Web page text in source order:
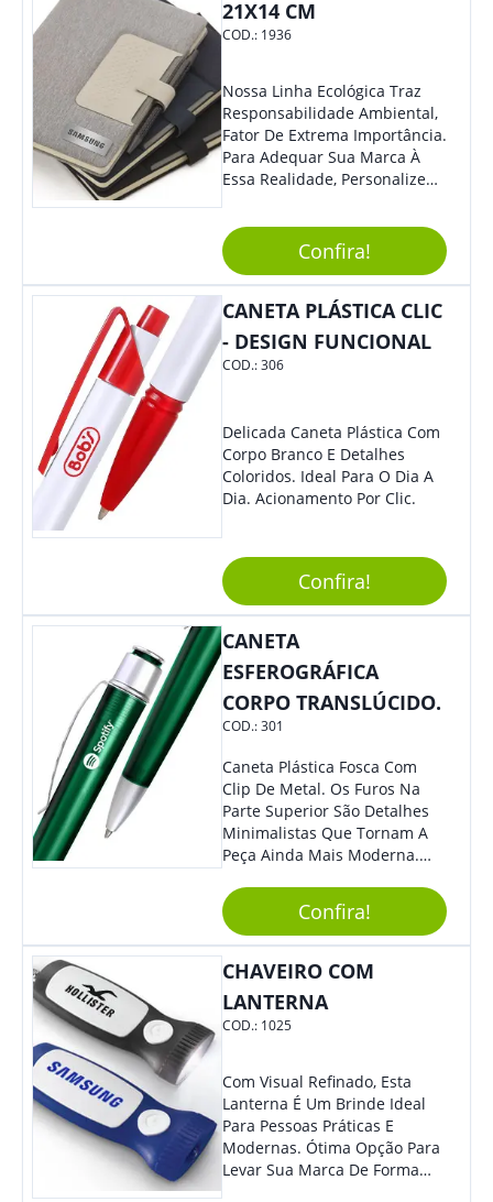
21X14 CM
COD.: 1936
Nossa Linha Ecológica Traz
Responsabilidade Ambiental,
Fator De Extrema Importância.
Para Adequar Sua Marca À
Essa Realidade, Personalize
Anotações Com Post-It E
Caneta. Elaborado A Partir De
Material Reciclado, O Brinde
Também É Prático, Tornando-
Se Assim Excelente Para Uso
Cotidiano. Perfeito, Não É?!
Confira!
CANETA PLÁSTICA CLIC
- DESIGN FUNCIONAL
COD.:306
Delicada Caneta Plástica Com
Corpo Branco E Detalhes
Coloridos. Ideal Para O Dia A
Dia. Acionamento Por Clic.
Confira!
CANETA
ESFEROGRÁFICA
CORPO TRANSLÚCIDO.
COD.:301
Caneta Plástica Fosca Com
Clip De Metal. Os Furos Na
Parte Superior São Detalhes
Minimalistas Que Tornam A
Peça Ainda Mais Moderna.
Em Que Deseja Presentear
Seus Convidados E Clientes.
Acionamento Por Clic.
Confira!
CHAVEIRO COM
LANTERNA
COD.: 1025
Com Visual Refinado, Esta
Lanterna É Um Brinde Ideal
Para Pessoas Práticas E
Modernas. Ótima Opção Para
Levar Sua Marca De Forma